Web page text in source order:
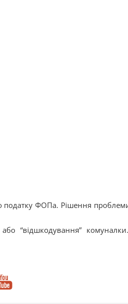
податку ФОПа. Рішення
“відшкодування”